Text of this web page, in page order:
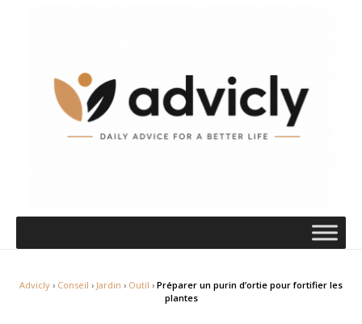
Advicly › Conseil › Jardin › Outil › Préparer un purin d’ortie pour fortifier les
plantes